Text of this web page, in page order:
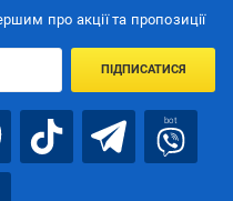
про акції та пропозиції
ПІДПИСАТИСЯ
bot